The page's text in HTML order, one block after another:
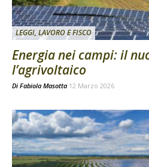
LEGGI, LAVORO E FISCO
Energia nei campi: il
l’agrivoltaico
Di Fabiola Masotta 12 Marzo 2026